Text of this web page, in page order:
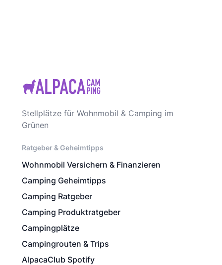
Stellplätze für Wohnmobil & Camping im
Grünen
Ratgeber & Geheimtipps
Wohnmobil Versichern & Finanzieren
Camping Geheimtipps
Camping Ratgeber
Camping Produktratgeber
Campingplätze
Campingrouten & Trips
AlpacaClub Spotify